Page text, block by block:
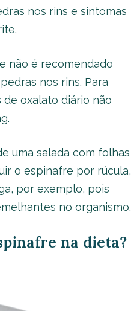
nos rins e sintomas
não é recomendado
nos rins. Para
de oxalato diário não
uma salada com folhas
o espinafre por rúcula,
por exemplo, pois
no organismo.
na dieta?